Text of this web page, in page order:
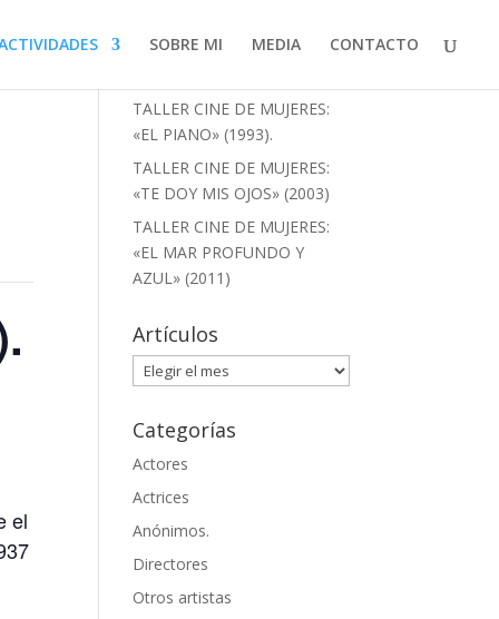
SOBRE MI MEDIA CONTACTO
el
TALLER CINE DE MUJERES:
«EL PIANO» (1993).
TALLER CINE DE MUJERES:
«TE DOY MIS OJOS» (2003)
TALLER CINE DE MUJERES:
«EL MAR PROFUNDO Y
AZUL» (2011)
Artículos
Artículos
Categorías
Actores
Actrices
Anónimos.
Directores
Otros artistas